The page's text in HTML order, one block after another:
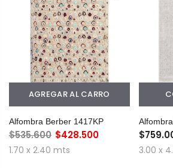
AGREGAR AL CARRO
Alfombra Berber 1417KP
$535.600 $428.500
1.70 x 2.40 mts 3.00 x